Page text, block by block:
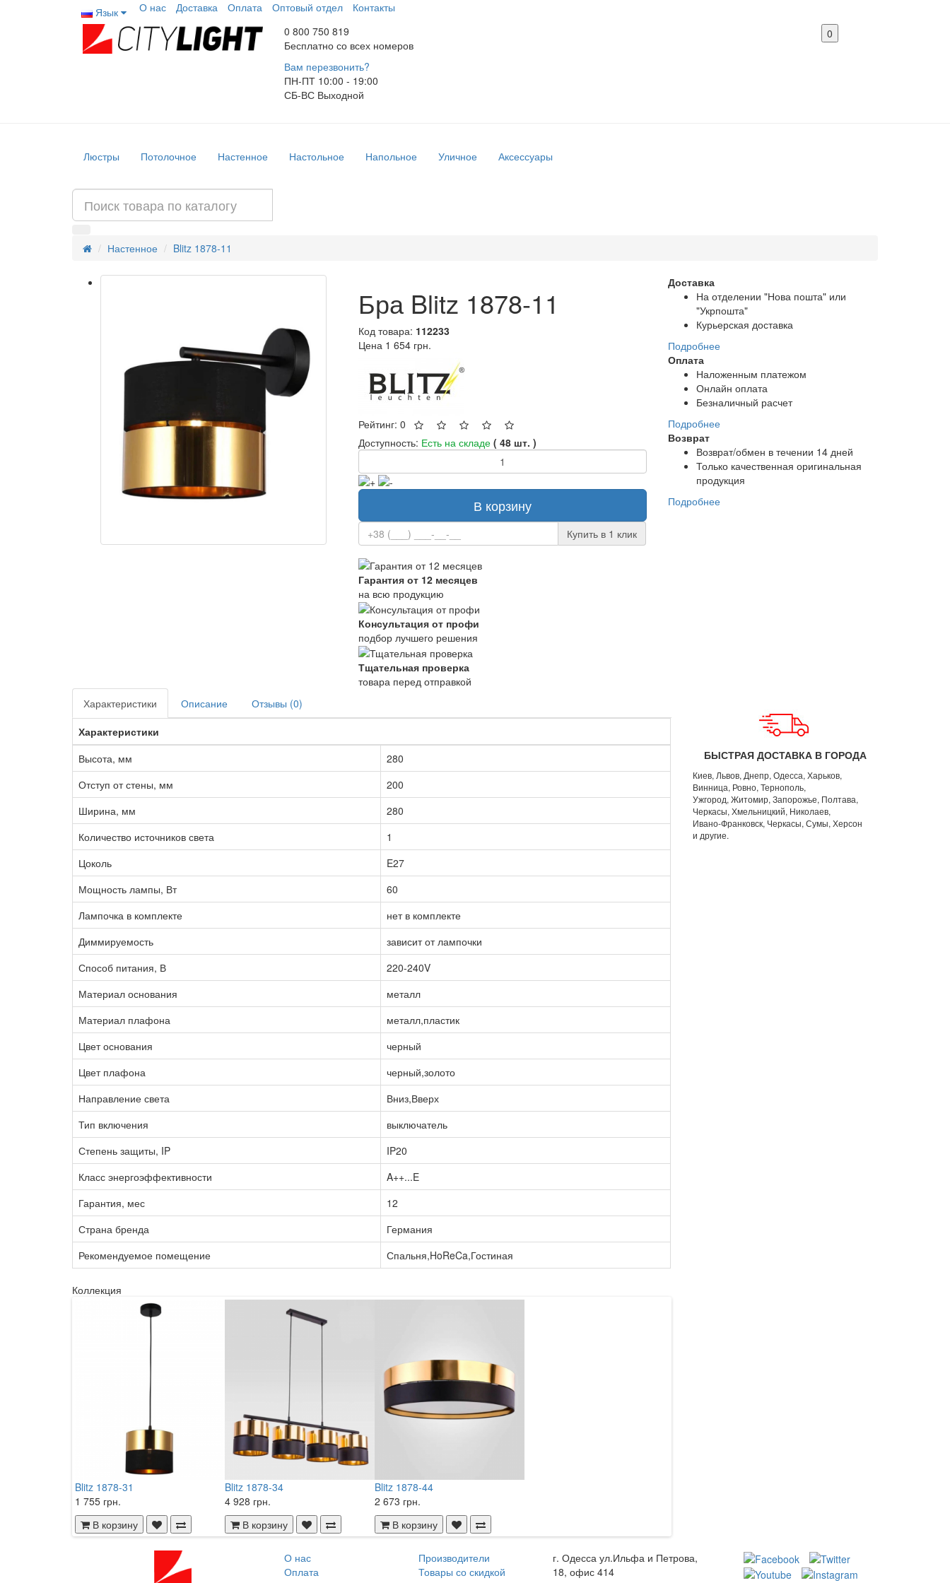
Язык О нас Доставка Оплата Оптовый отдел
Контакты
0 800 750 819
Бесплатно со всех номеров
Вам перезвонить?
ПН-ПТ 10:00 - 19:00
СБ-ВС Выходной
0
Люстры Потолочное Настенное Настольное Напольное Уличное Аксессуары
Настенное Blitz 1878-11
Бра Blitz 1878-11
Код товара: 112233
Цена 1 654 грн.
Рейтинг: 0
Доступность: Есть на складе ( 48 шт. )
В корзину
Купить в 1 клик
Доставка
На отделении "Нова пошта" или
"Укрпошта"
Курьерская доставка
Подробнее
Оплата
Наложенным платежом
Онлайн оплата
Безналичный расчет
Подробнее
Возврат
Возврат/обмен в течении 14 дней
Только качественная оригинальная
продукция
Подробнее
Гарантия от 12 месяцев
на всю продукцию
Консультация от профи
подбор лучшего решения
Тщательная проверка
товара перед отправкой
Характеристики
Описание
Отзывы (0)
Характеристики
Высота, мм
280
Отступ от стены, мм
200
Ширина, мм
280
Количество источников света
1
Цоколь
E27
Мощность лампы, Вт
60
Лампочка в комплекте
нет в комплекте
Диммируемость
зависит от лампочки
Способ питания, В
220-240V
Материал основания
металл
Материал плафона
металл,пластик
Цвет основания
черный
Цвет плафона
черный,золото
Направление света
Вниз,Вверх
Тип включения
выключатель
Степень защиты, IP
IP20
Класс энергоэффективности
A++...E
Гарантия, мес
12
Страна бренда
Германия
Рекомендуемое помещение
Спальня,HoReCa,Гостиная
Коллекция
Blitz 1878-31
1 755 грн.
В корзину
Blitz 1878-34
4 928 грн.
В корзину
Blitz 1878-44
2 673 грн.
В корзину
БЫСТРАЯ ДОСТАВКА В ГОРОДА
Киев, Львов, Днепр, Одесса, Харьков,
Винница, Ровно, Тернополь,
Ужгород, Житомир, Запорожье, Полтава,
Черкасы, Хмельницкий, Николаев,
Ивано-Франковск, Черкасы, Сумы, Херсон
и другие.
О нас
Оплата
Производители
Товары со скидкой
г. Одесса ул.Ильфа и Петрова,
18, офис 414